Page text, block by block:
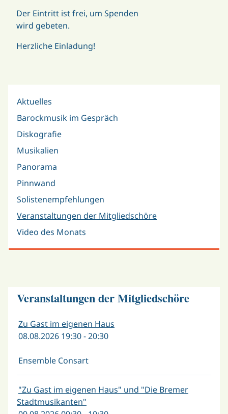
Der Eintritt ist frei, um Spenden
wird gebeten.
Herzliche Einladung!
Aktuelles
Barockmusik im Gespräch
Diskografie
Musikalien
Panorama
Pinnwand
Solistenempfehlungen
Veranstaltungen der Mitgliedschöre
Video des Monats
Veranstaltungen der Mitgliedschöre
Zu Gast im eigenen Haus
08.08.2026 19:30 - 20:30
Ensemble Consart
"Zu Gast im eigenen Haus" und "Die Bremer
Stadtmusikanten"